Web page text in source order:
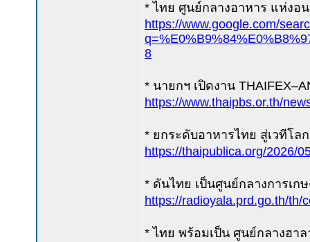
* ไทย ศูนย์กลางอาหาร แห่งอ
https://www.google.com/
8
* นายกฯ เปิดงาน
https://www.thaipbs.or.th/
* ยกระดับอาหารไทย สู่เวทีโล
https://thaipublica.org/2026/
* ดันไทย เป็นศูนย์กลางการเก
https://radioyala.prd.go.th/th/
* ไทย พร้อมเป็น ศูนย์กลางฮาล